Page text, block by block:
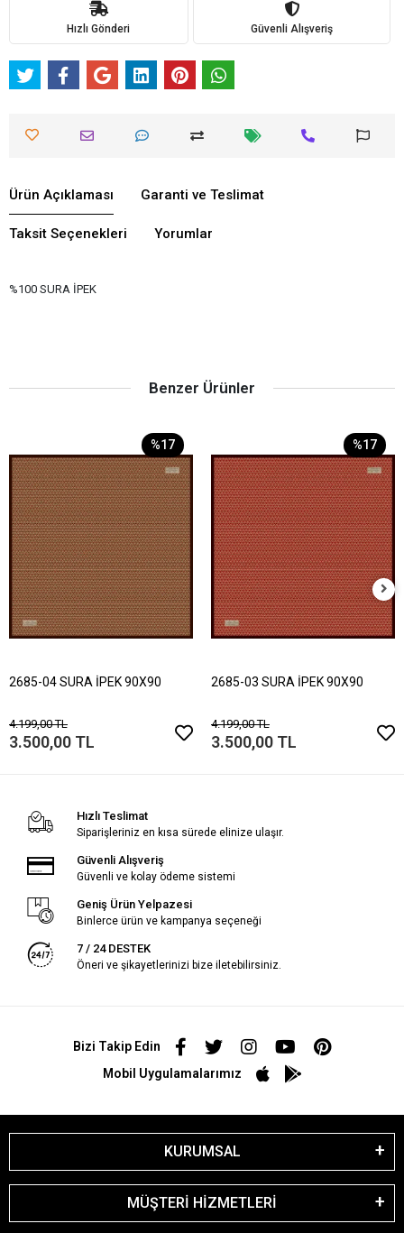
Hızlı Gönderi Güvenli Alışveriş
Ürün Açıklaması Garanti ve Teslimat
Taksit Seçenekleri Yorumlar
%100 SURA İPEK
Benzer Ürünler
%17
2685-04 SURA İPEK 90X90
4.199,00 TL
3.500,00 TL
%17
2685-03 SURA İPEK 90X90
4.199,00 TL
3.500,00 TL
Hızlı Teslimat
Siparişleriniz en kısa sürede elinize ulaşır.
Güvenli Alışveriş
Güvenli ve kolay ödeme sistemi
Geniş Ürün Yelpazesi
Binlerce ürün ve kampanya seçeneği
7 / 24 DESTEK
Öneri ve şikayetlerinizi bize iletebilirsiniz.
Bizi Takip Edin
Mobil Uygulamalarımız
KURUMSAL
MÜŞTERİ HİZMETLERİ